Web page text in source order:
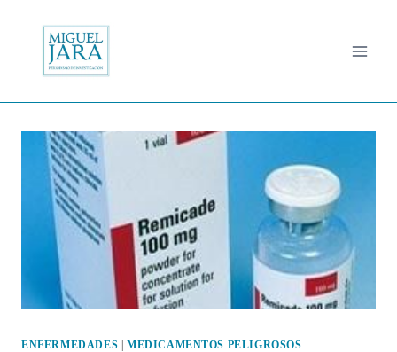
contenido
ENFERMEDADES MEDICAMENTOS PELIGROSOS